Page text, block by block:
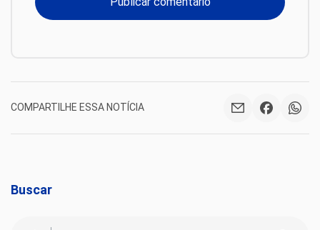
COMPARTILHE ESSA NOTÍCIA
Buscar